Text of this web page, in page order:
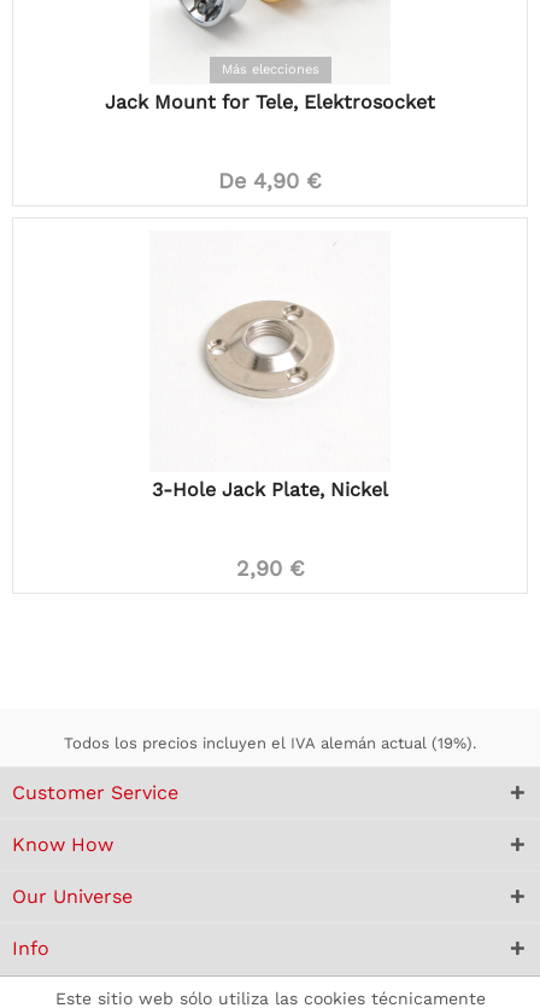
Más elecciones
Jack Mount for Tele, Elektrosocket
De 4,90 €
3-Hole Jack Plate, Nickel
2,90 €
Todos los precios incluyen el IVA alemán actual (19%).
Customer Service
Know How
Our Universe
Info
Este sitio web sólo utiliza las cookies técnicamente